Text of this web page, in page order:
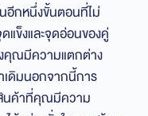
อีกหนึ่งขั้นตอนที่ไม่
แข็งและจุดอ่อนของคู่
คุณมีความแตกต่าง
เดิมนอกจากนี้การ
นค้าที่คุณมีความ